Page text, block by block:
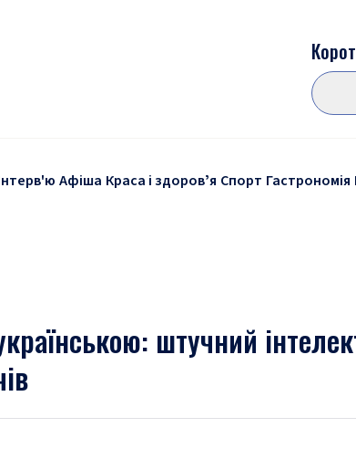
Афіша Краса і здоровʼя Спорт Гастрономія
штучний